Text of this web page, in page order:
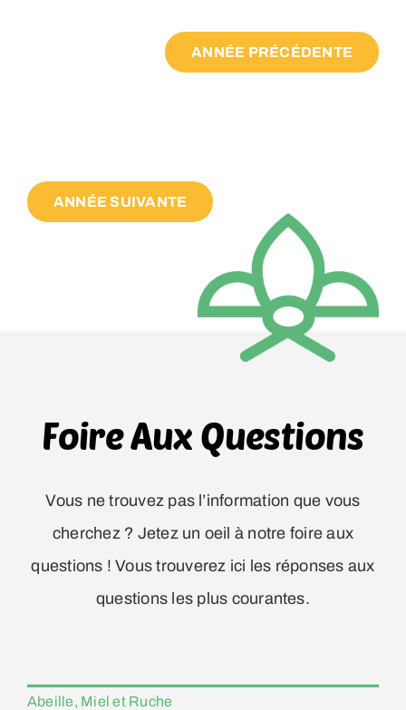
ANNÉE PRÉCÉDENTE
ANNÉE SUIVANTE
Foire Aux Questions
Vous ne trouvez pas l’information que vous
cherchez ? Jetez un oeil à notre foire aux
questions ! Vous trouverez ici les réponses aux
questions les plus courantes.
Abeille, Miel et Ruche